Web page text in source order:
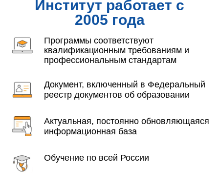
Институт работает с
2005 года
Программы соответствуют
квалификационным требованиям и
профессиональным стандартам
Документ, включенный в Федеральный
реестр документов об образовании
Актуальная, постоянно обновляющаяся
информационная база
Обучение по всей России